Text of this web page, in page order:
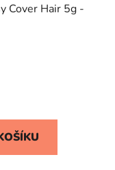
Cover Hair 5g -